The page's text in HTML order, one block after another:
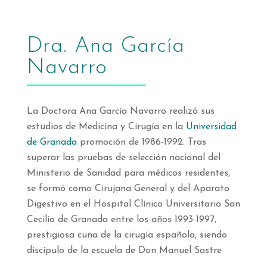
Dra. Ana García
Navarro
La Doctora Ana García Navarro realizó sus
estudios de Medicina y Cirugía en la Universidad
de Granada promoción de 1986-1992. Tras
superar las pruebas de selección nacional del
Ministerio de Sanidad para médicos residentes,
se formó como Cirujana General y del Aparato
Digestivo en el Hospital Clínico Universitario San
Cecilio de Granada entre los años 1993-1997,
prestigiosa cuna de la cirugía española, siendo
discípulo de la escuela de Don Manuel Sastre